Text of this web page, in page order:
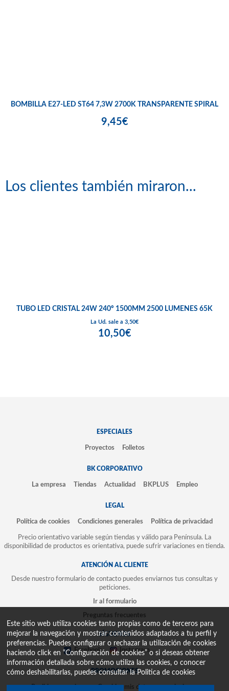
BOMBILLA E27-LED ST64 7,3W 2700K TRANSPARENTE SPIRAL
9,45€
Los clientes también miraron...
TUBO LED CRISTAL 24W 240º 1500MM 2500 LUMENES 65K
La Ud. sale a 3,50€
10,50€
ESPECIALES
Proyectos Folletos
BK CORPORATIVO
La empresa Tiendas Actualidad BKPLUS Empleo
LEGAL
Política de cookies Condiciones generales Política de privacidad
Precio orientativo variable según tiendas y válido para Península. La
disponibilidad de productos es orientativa, puede sufrir variaciones en tienda.
ATENCIÓN AL CLIENTE
Desde nuestro formulario de contacto puedes enviarnos tus consultas y
peticiones.
Ir al formulario
Preguntas frecuentes
SÍGUENOS
Facebook Instagram
PROMOCIONES
Recibir promociones Cambiar mis datos y suscripciones
Este sitio web utiliza cookies tanto propias como de terceros para
mejorar la navegación y mostrar contenidos adaptados a tu perfil y
preferencias. Puedes configurar o rechazar la utilización de cookies
haciendo click en “Configuración de cookies” o si deseas obtener
información detallada sobre cómo utiliza las cookies, o conocer
cómo deshabilitarlas, puedes consultar laPolitica de cookies